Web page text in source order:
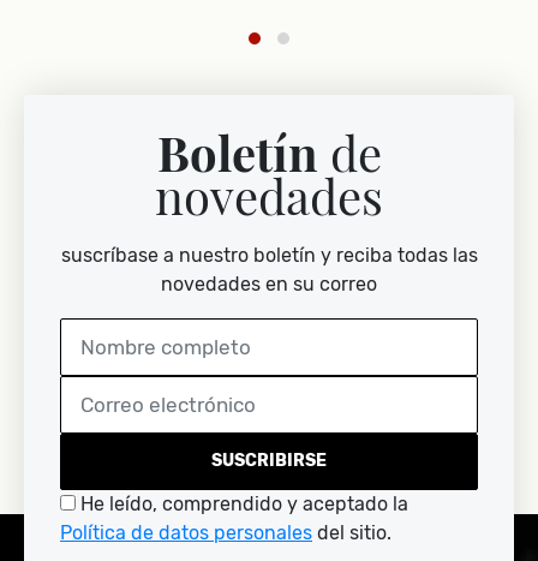
Boletín de
novedades
suscríbase a nuestro boletín y reciba todas las
novedades en su correo
SUSCRIBIRSE
He leído, comprendido y aceptado la
Política de datos personales del sitio.